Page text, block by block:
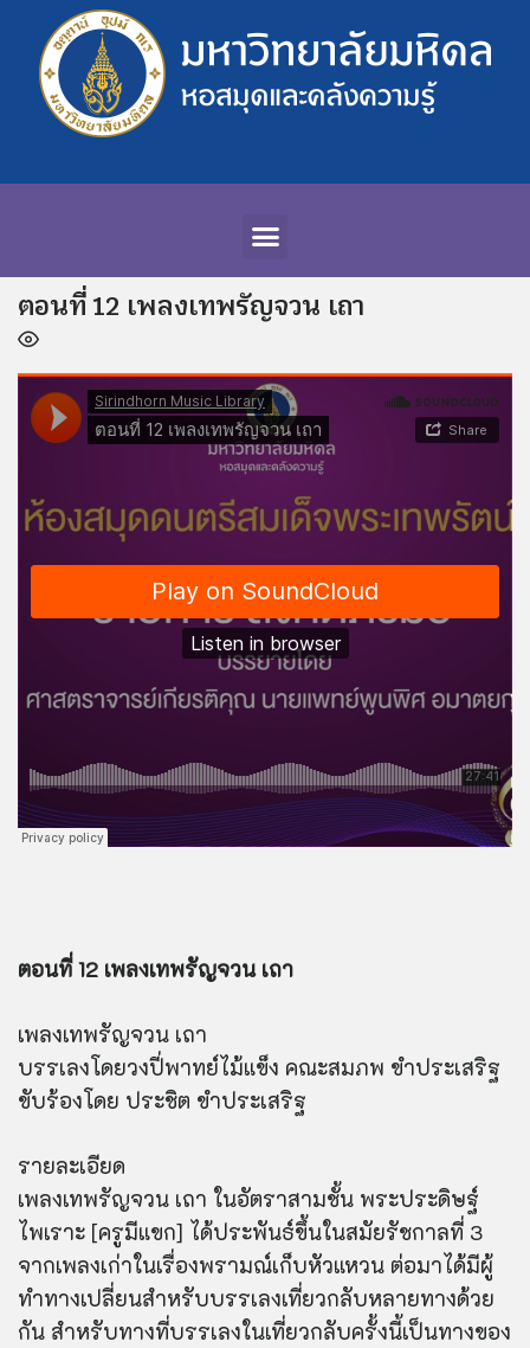
ตอนที่ 12 เพลงเทพรัญจวน เถา
ตอนที่ 12 เพลงเทพรัญจวน เถา
เพลงเทพรัญจวน เถา
บรรเลงโดยวงปี่พาทย์ไม้แข็ง คณะสมภพ ขำประเสริฐ
ขับร้องโดย ประชิต ขำประเสริฐ
รายละเอียด
เพลงเทพรัญจวน เถา ในอัตราสามชั้น พระประดิษฐ์
ไพเราะ [ครูมีแขก] ได้ประพันธ์ขึ้นในสมัยรัชกาลที่ 3
จากเพลงเก่าในเรื่องพรามณ์เก็บหัวแหวน ต่อมาได้มีผู้
ทำทางเปลี่ยนสำหรับบรรเลงเที่ยวกลับหลายทางด้วย
กัน สำหรับทางที่บรรเลงในเที่ยวกลับครั้งนี้เป็นทางของ